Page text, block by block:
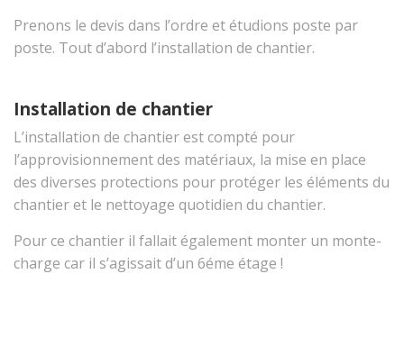
Prenons le devis dans l’ordre et étudions poste par
poste. Tout d’abord l’installation de chantier.
Installation de chantier
L’installation de chantier est compté pour
l’approvisionnement des matériaux, la mise en place
des diverses protections pour protéger les éléments du
chantier et le nettoyage quotidien du chantier.
Pour ce chantier il fallait également monter un monte-
charge car il s’agissait d’un 6éme étage !